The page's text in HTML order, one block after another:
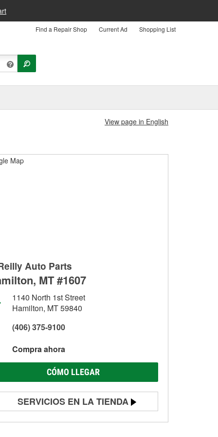
Find a Repair Shop Current Ad Shopping List
View page in English
Auto Parts
MT #1607
1140 North 1st Street
Hamilton, MT 59840
(406) 375-9100
Compra ahora
CÓMO LLEGAR
SERVICIOS EN LA TIENDA
Prueba de batería